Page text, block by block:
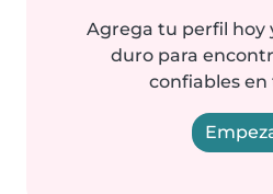
Agrega tu perfil hoy
duro para
confiables en